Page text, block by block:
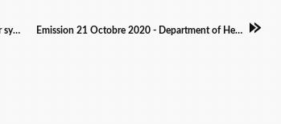
Article 21 Octobre 2020 - lbc.co.uk - Scientists discover symptoms which predict Long Covid, which affects 1 in 20 Emission 21 Octobre 2020 - Department of Health and Social Care - What is 'Long COVID'?